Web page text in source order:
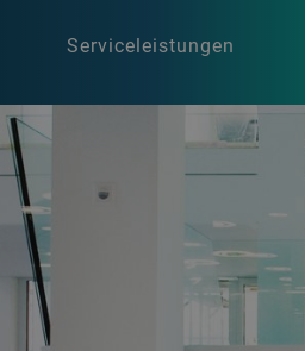
Serviceleistungen